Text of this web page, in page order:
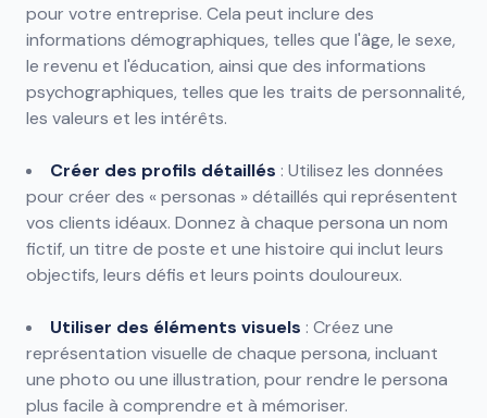
pour votre entreprise. Cela peut inclure des
informations démographiques, telles que l'âge, le sexe,
le revenu et l'éducation, ainsi que des informations
psychographiques, telles que les traits de personnalité,
les valeurs et les intérêts.
Créer des profils détaillés : Utilisez les données
pour créer des « personas » détaillés qui représentent
vos clients idéaux. Donnez à chaque persona un nom
fictif, un titre de poste et une histoire qui inclut leurs
objectifs, leurs défis et leurs points douloureux.
Utiliser des éléments visuels : Créez une
représentation visuelle de chaque persona, incluant
une photo ou une illustration, pour rendre le persona
plus facile à comprendre et à mémoriser.